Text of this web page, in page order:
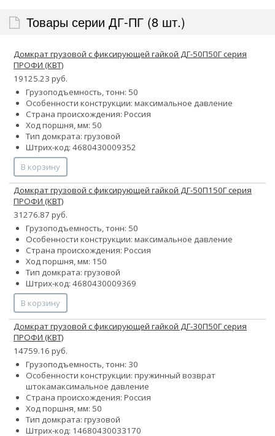
Товары серии ДГ-ПГ (8 шт.)
Домкрат грузовой с фиксирующей гайкой ДГ-50П50Г серия
ПРОФИ (КВТ)
19125.23 руб.
Грузоподъемность, тонн: 50
Особенности конструкции: максимальное давление
Страна происхождения: Россия
Ход поршня, мм: 50
Тип домкрата: грузовой
Штрих-код: 4680430009352
В корзину
Домкрат грузовой с фиксирующей гайкой ДГ-50П150Г серия
ПРОФИ (КВТ)
31276.87 руб.
Грузоподъемность, тонн: 50
Особенности конструкции: максимальное давление
Страна происхождения: Россия
Ход поршня, мм: 150
Тип домкрата: грузовой
Штрих-код: 4680430009369
В корзину
Домкрат грузовой с фиксирующей гайкой ДГ-30П50Г серия
ПРОФИ (КВТ)
14759.16 руб.
Грузоподъемность, тонн: 30
Особенности конструкции: пружинный возврат
штокамаксимальное давление
Страна происхождения: Россия
Ход поршня, мм: 50
Тип домкрата: грузовой
Штрих-код: 14680430033170